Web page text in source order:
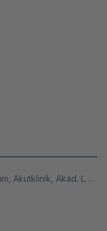
Center of Excellence / Exzellenzzentrum, Akutklinik, Akad. Lehrkrankenhaus, Wiss. Aktivitäten